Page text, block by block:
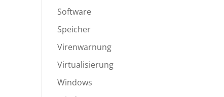
Software
Speicher
Virenwarnung
Virtualisierung
Windows